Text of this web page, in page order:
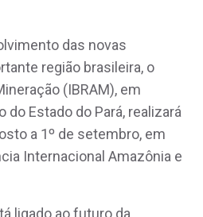
das novas
região brasileira, o
(IBRAM), em
do Estado do Pará, realizará
a 1º de setembro, em
Internacional Amazônia e
ligado ao futuro da